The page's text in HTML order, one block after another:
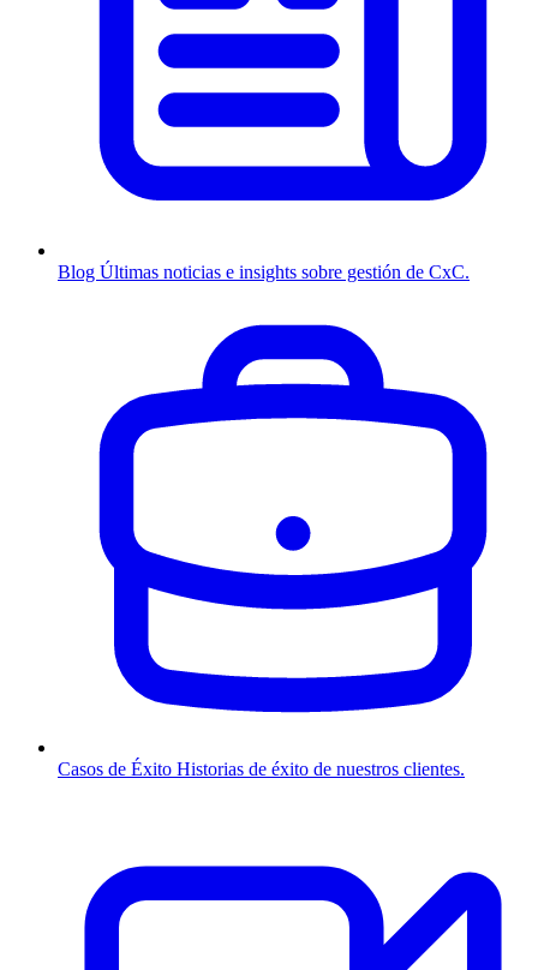
Blog Últimas noticias e insights sobre gestión de CxC.
Casos de Éxito Historias de éxito de nuestros clientes.